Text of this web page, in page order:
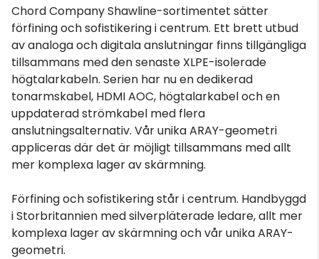
Chord Company Shawline-sortimentet sätter
förfining och sofistikering i centrum. Ett brett utbud
av analoga och digitala anslutningar finns tillgängliga
tillsammans med den senaste XLPE-isolerade
högtalarkabeln. Serien har nu en dedikerad
tonarmskabel, HDMI AOC, högtalarkabel och en
uppdaterad strömkabel med flera
anslutningsalternativ. Vår unika ARAY-geometri
appliceras där det är möjligt tillsammans med allt
mer komplexa lager av skärmning.
Förfining och sofistikering står i centrum. Handbyggd
i Storbritannien med silverpläterade ledare, allt mer
komplexa lager av skärmning och vår unika ARAY-
geometri.